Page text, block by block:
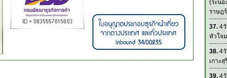
(ระนอ
ราษฎ
37. 4
หัวใจ
38. 4
เกาะ
39. 4